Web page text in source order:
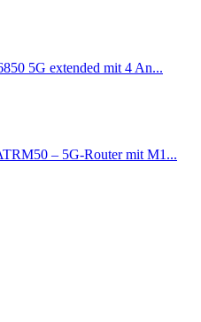
5G extended mit 4 An...
– 5G-Router mit M1...